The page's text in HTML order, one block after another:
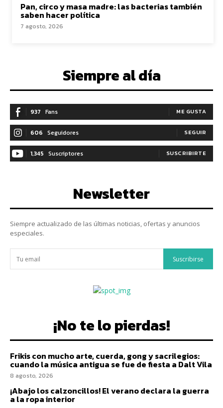
Pan, circo y masa madre: las bacterias también
saben hacer política
7 agosto, 2026
Siempre al día
937 Fans ME GUSTA
606 Seguidores SEGUIR
1,345 Suscriptores SUSCRIBIRTE
Newsletter
Siempre actualizado de las últimas noticias, ofertas y anuncios
especiales.
Suscribirse
¡No te lo pierdas!
Frikis con mucho arte, cuerda, gong y sacrilegios:
cuando la música antigua se fue de fiesta a Dalt Vila
8 agosto, 2026
¡Abajo los calzoncillos! El verano declara la guerra
a la ropa interior